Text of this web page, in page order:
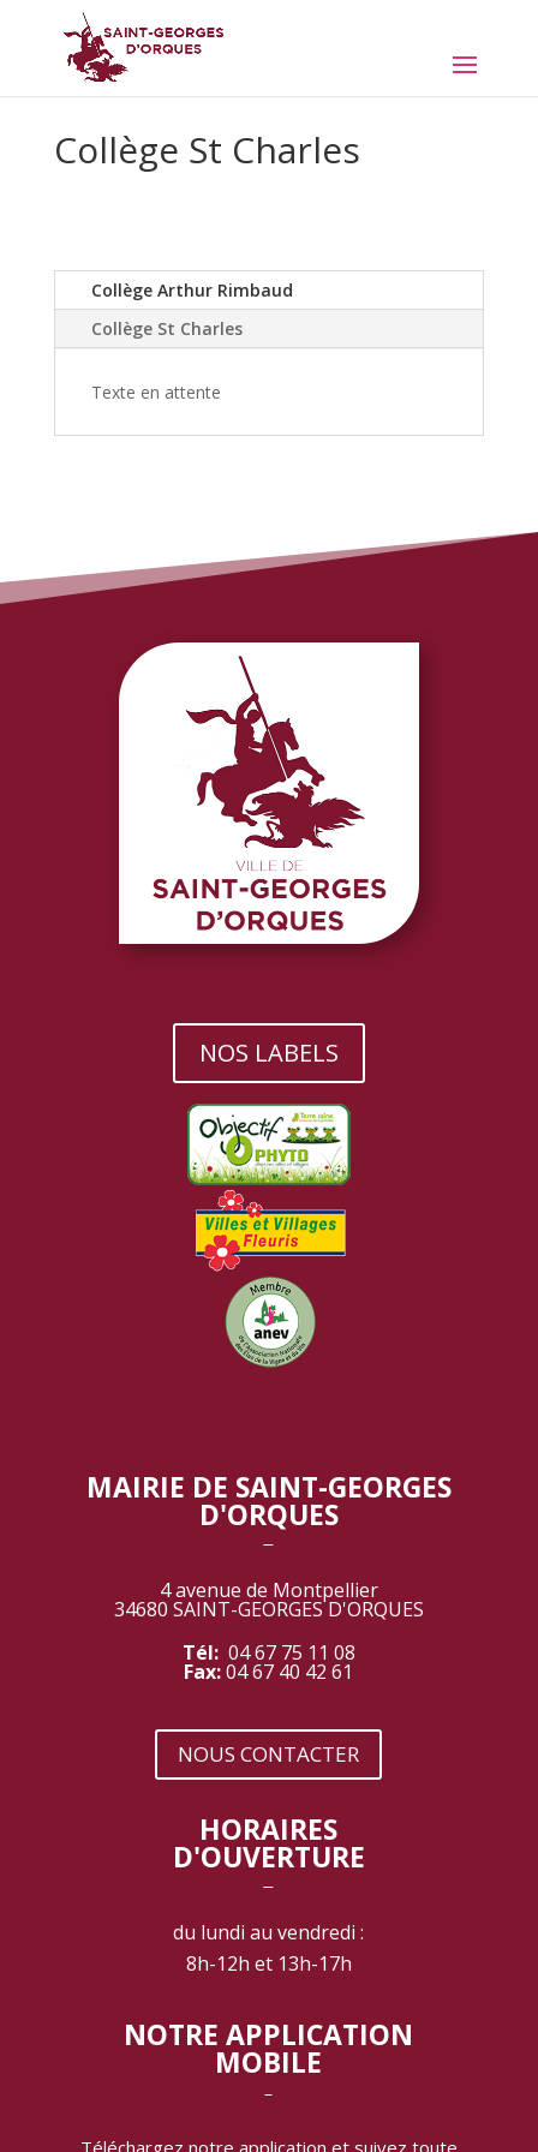
Collège St Charles
Collège Arthur Rimbaud
Collège St Charles
Texte en attente
NOS LABELS
MAIRIE DE SAINT-GEORGES
D'ORQUES
‾
4 avenue de Montpellier
34680 SAINT-GEORGES D'ORQUES
Tél: 04 67 75 11 08
Fax:04 67 40 42 61
NOUS CONTACTER
HORAIRES
D'OUVERTURE
‾
du lundi au vendredi :
8h-12h et 13h-17h
NOTRE APPLICATION
MOBILE
‾